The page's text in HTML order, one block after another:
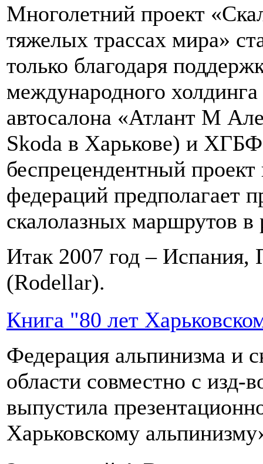
Многолетний проект
тяжелых трассах мира»
только благодаря
международного
автосалона «Атлант М
Skoda в Харькове) и
беспрецендентный
федераций предполагает
скалолазных маршрутов
Итак 2007 год – Испания,
(Rodellar).
Книга "80 лет
Федерация альпинизма и
области совместно с изд-
выпустила
Харьковскому